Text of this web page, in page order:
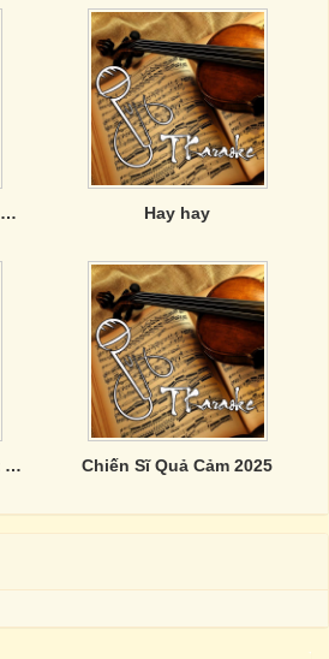
WeChoice Awards 2023: Dám Đam Mê, Dám Rực Rỡ Hay hay
Nhắm Mắt, Bật Nhạc, Tắt Phone Chiến Sĩ Quả Cảm 2025